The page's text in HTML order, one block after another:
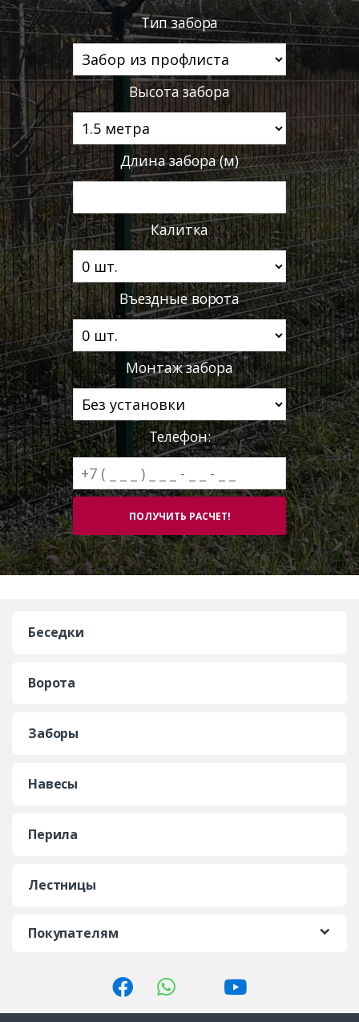
Тип забора
Высота забора
Длина забора (м)
Калитка
Въездные ворота
Монтаж забора
Телефон:
Беседки
Ворота
Заборы
Навесы
Перила
Лестницы
Покупателям